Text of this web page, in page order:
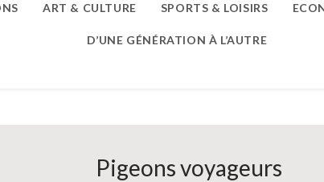
ART & CULTURE SPORTS & LOISIRS
D’UNE GÉNÉRATION À L’AUTRE
Pigeons voyageurs